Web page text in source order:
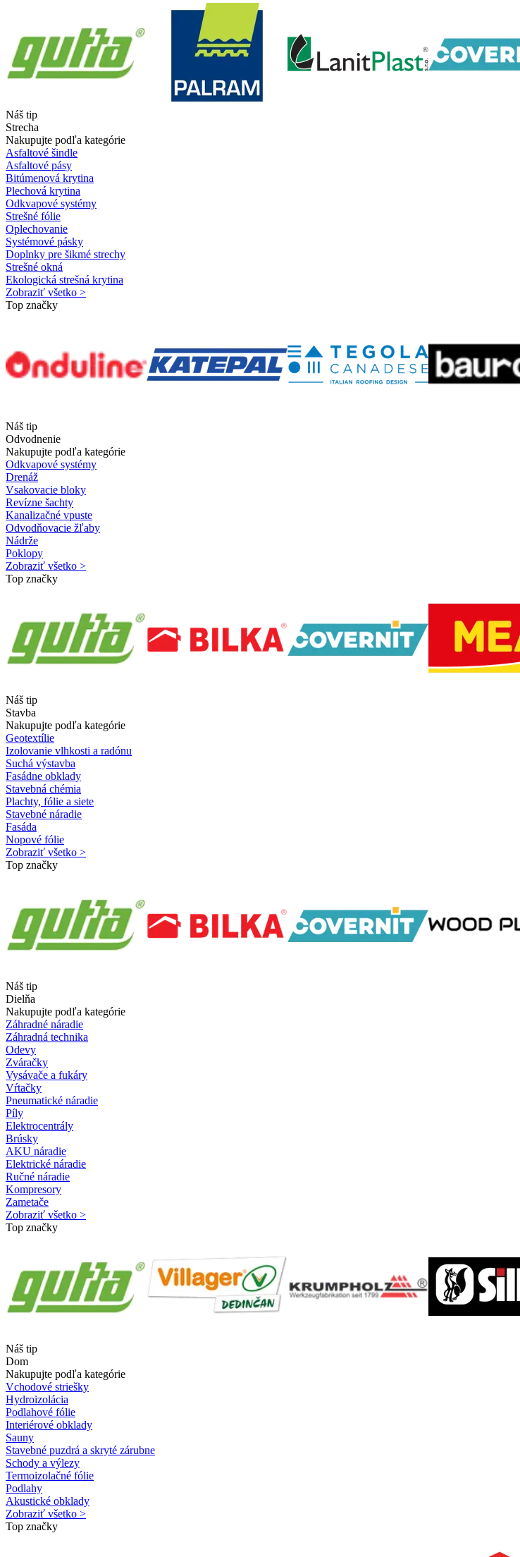
Náš tip
Strecha
Nakupujte podľa kategórie
Asfaltové šindle
Asfaltové pásy
Bitúmenová krytina
Plechová krytina
Odkvapové systémy
Strešné fólie
Oplechovanie
Systémové pásky
Doplnky pre šikmé strechy
Strešné okná
Ekologická strešná krytina
Zobraziť všetko >
Top značky
Náš tip
Odvodnenie
Nakupujte podľa kategórie
Odkvapové systémy
Drenáž
Vsakovacie bloky
Revízne šachty
Kanalizačné vpuste
Odvodňovacie žľaby
Nádrže
Poklopy
Zobraziť všetko >
Top značky
Náš tip
Stavba
Nakupujte podľa kategórie
Geotextílie
Izolovanie vlhkosti a radónu
Suchá výstavba
Fasádne obklady
Stavebná chémia
Plachty, fólie a siete
Stavebné náradie
Fasáda
Nopové fólie
Zobraziť všetko >
Top značky
Náš tip
Dielňa
Nakupujte podľa kategórie
Záhradné náradie
Záhradná technika
Odevy
Zváračky
Vysávače a fukáry
Vŕtačky
Pneumatické náradie
Píly
Elektrocentrály
Brúsky
AKU náradie
Elektrické náradie
Ručné náradie
Kompresory
Zametače
Zobraziť všetko >
Top značky
Náš tip
Dom
Nakupujte podľa kategórie
Vchodové striešky
Hydroizolácia
Podlahové fólie
Interiérové obklady
Sauny
Stavebné puzdrá a skryté zárubne
Schody a výlezy
Termoizolačné fólie
Podlahy
Akustické obklady
Zobraziť všetko >
Top značky